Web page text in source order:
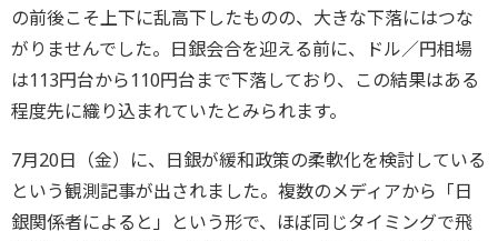
の前後こそ上下に乱高下したものの、大きな下落にはつな
がりませんでした。日銀会合を迎える前に、ドル／円相場
は113円台から110円台まで下落しており、この結果はある
程度先に織り込まれていたとみられます。
7月20日（金）に、日銀が緩和政策の柔軟化を検討している
という観測記事が出されました。複数のメディアから「日
銀関係者によると」という形で、ほぼ同じタイミングで飛